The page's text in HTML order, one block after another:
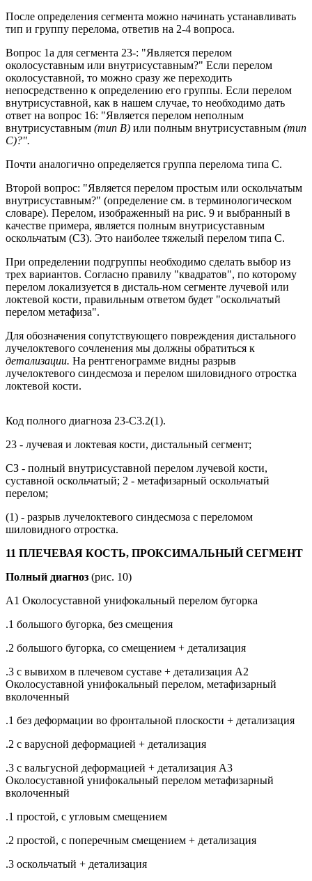
После определения сегмента можно начинать устанавливать
тип и группу перелома, ответив на 2-4 вопроса.
Вопрос 1а для сегмента 23-: "Является перелом
околосуставным или внутрисуставным?" Если перелом
околосуставной, то можно сразу же переходить
непосредственно к определению его группы. Если перелом
внутрисуставной, как в нашем случае, то необходимо дать
ответ на вопрос 16: "Является перелом неполным
внутрисуставным (тип В) или полным внутрисуставным (тип
С)?".
Почти аналогично определяется группа перелома типа С.
Второй вопрос: "Является перелом простым или оскольчатым
внутрисуставным?" (определение см. в терминологическом
словаре). Перелом, изображенный на рис. 9 и выбранный в
качестве примера, является полным внутрисуставным
оскольчатым (СЗ). Это наиболее тяжелый перелом типа С.
При определении подгруппы необходимо сделать выбор из
трех вариантов. Согласно правилу "квадратов", по которому
перелом локализуется в дисталь-ном сегменте лучевой или
локтевой кости, правильным ответом будет "оскольчатый
перелом метафиза".
Для обозначения сопутствующего повреждения дистального
лучелоктевого сочленения мы должны обратиться к
детализации. На рентгенограмме видны разрыв
лучелоктевого синдесмоза и перелом шиловидного отростка
локтевой кости.
Код полного диагноза 23-С3.2(1).
23 - лучевая и локтевая кости, дистальный сегмент;
СЗ - полный внутрисуставной перелом лучевой кости,
суставной оскольчатый; 2 - метафизарный оскольчатый
перелом;
(1) - разрыв лучелоктевого синдесмоза с переломом
шиловидного отростка.
11 ПЛЕЧЕВАЯ КОСТЬ, ПРОКСИМАЛЬНЫЙ СЕГМЕНТ
Полный диагноз (рис. 10)
А1 Околосуставной унифокальный перелом бугорка
.1 большого бугорка, без смещения
.2 большого бугорка, со смещением + детализация
.3 с вывихом в плечевом суставе + детализация А2
Околосуставной унифокальный перелом, метафизарный
вколоченный
.1 без деформации во фронтальной плоскости + детализация
.2 с варусной деформацией + детализация
.3 с вальгусной деформацией + детализация A3
Околосуставной унифокальный перелом метафизарный
вколоченный
.1 простой, с угловым смещением
.2 простой, с поперечным смещением + детализация
.3 оскольчатый + детализация